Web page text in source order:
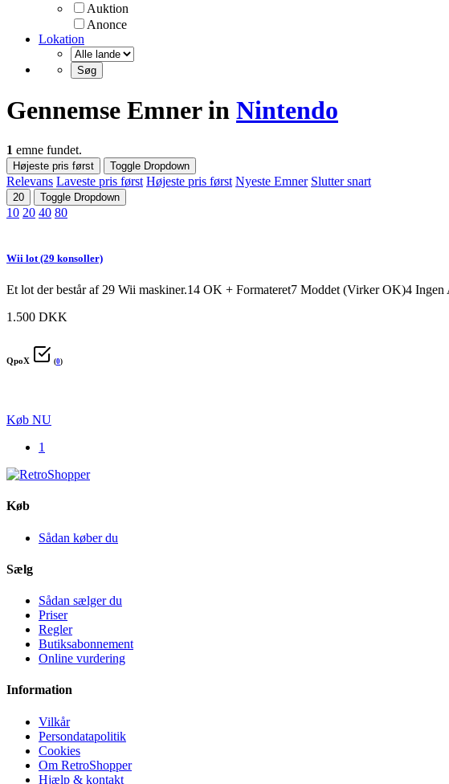
Auktion
Anonce
Lokation
Gennemse Emner in Nintendo
1 emne fundet.
Højeste pris først Toggle Dropdown
Relevans Laveste pris først Højeste pris først Nyeste Emner Slutter snart
20 Toggle Dropdown
10 20 40 80
Wii lot (29 konsoller)
Et lot der består af 29 Wii maskiner.14 OK + Formateret7 Moddet (Virker OK)4
1.500 DKK
QpoX (0)
Køb NU
1
Køb
Sådan køber du
Sælg
Sådan sælger du
Priser
Regler
Butiksabonnement
Online vurdering
Information
Vilkår
Persondatapolitik
Cookies
Om RetroShopper
Hjælp & kontakt